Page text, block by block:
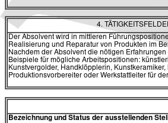
4.
Der Absolvent wird in mittleren
Realisierung und Reparatur von Produkten im
Nachdem der Absolvent die nötigen
Beispiele für mögliche Arbeitspositionen:
Kunstvergolder, Handklöpplerin,
Produktionsvorbereiter oder Werkstattleiter für
Bezeichnung und Status der ausstellenden